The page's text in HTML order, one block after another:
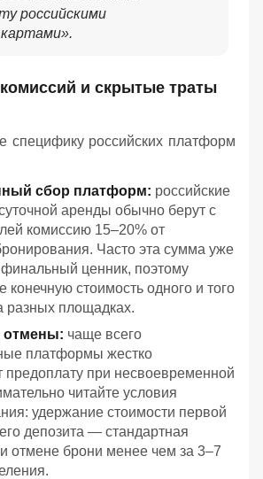
российскими
и скрытые траты
специфику российских платформ
сбор платформ: российские
аренды обычно берут с
комиссию 15–20% от
Часто эта сумма уже
ценник, поэтому
конечную стоимость одного и того
разных площадках.
отмены: чаще всего
платформы жестко
предоплату при несвоевременной
читайте условия
удержание стоимости первой
депозита — стандартная
отмене брони менее чем за 3–7